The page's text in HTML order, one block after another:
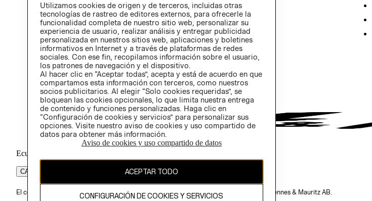
Ecuador ($)
CAMBIAR REGIÓN
El contenido de esta página web está protegido por copyright y es propiedad de H&M Hennes & Mauritz AB.
Utilizamos cookies de origen y de terceros, incluidas otras
tecnologías de rastreo de editores externos, para ofrecerle la
funcionalidad completa de nuestro sitio web, personalizar su
experiencia de usuario, realizar análisis y entregar publicidad
personalizada en nuestros sitios web, aplicaciones y boletines
informativos en Internet y a través de plataformas de redes
sociales. Con ese fin, recopilamos información sobre el usuario,
los patrones de navegación y el dispositivo.
Al hacer clic en “Aceptar todas”, acepta y está de acuerdo en que
compartamos esta información con terceros, como nuestros
socios publicitarios. Al elegir “Solo cookies requeridas”, se
bloquean las cookies opcionales, lo que limita nuestra entrega
de contenido y funciones personalizadas. Haga clic en
“Configuración de cookies y servicios” para personalizar sus
opciones. Visite nuestro aviso de cookies y uso compartido de
datos para obtener más información.
Aviso de cookies y uso compartido de datos
ACEPTAR TODO
CONFIGURACIÓN DE COOKIES Y SERVICIOS